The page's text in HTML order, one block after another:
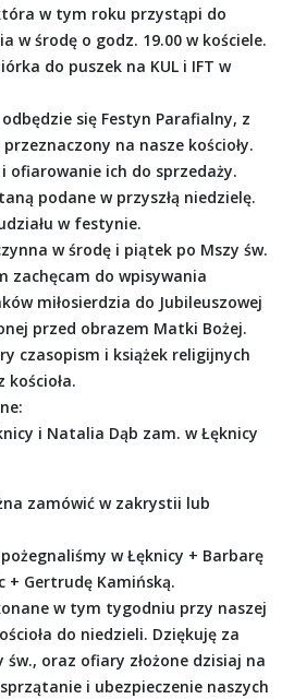
w tym roku przystąpi do
w środę o godz. 19.00 w kościele.
do puszek na KUL i IFT w
się Festyn Parafialny, z
na nasze kościoły.
ofiarowanie ich do sprzedaży.
podane w przyszłą niedzielę.
w festynie.
w środę i piątek po Mszy św.
zachęcam do wpisywania
miłosierdzia do Jubileuszowej
przed obrazem Matki Bożej.
czasopism i książek religijnych
kościoła.
i Natalia Dąb zam. w Łęknicy
zamówić w zakrystii lub
w Łęknicy + Barbarę
+ Gertrudę Kamińską.
w tym tygodniu przy naszej
do niedzieli. Dziękuję za
oraz ofiary złożone dzisiaj na
i ubezpieczenie naszych